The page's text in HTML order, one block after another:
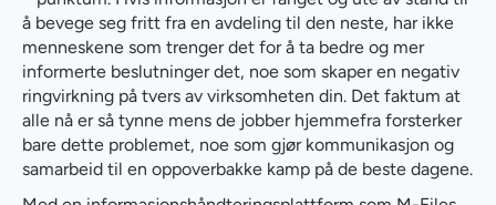
å bevege seg fritt fra en avdeling til den neste, har ikke
menneskene som trenger det for å ta bedre og mer
informerte beslutninger det, noe som skaper en negativ
ringvirkning på tvers av virksomheten din. Det faktum at
alle nå er så tynne mens de jobber hjemmefra forsterker
bare dette problemet, noe som gjør kommunikasjon og
samarbeid til en oppoverbakke kamp på de beste dagene.